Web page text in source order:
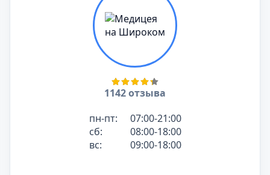
1142 отзыва
пн-пт:
07:00-21:00
сб:
08:00-18:00
вс:
09:00-18:00